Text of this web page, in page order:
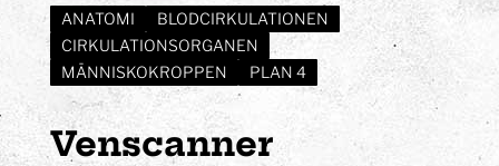
ANATOMI
BLODCIRKULATIONEN
CIRKULATIONSORGANEN
MÄNNISKOKROPPEN
PLAN 4
Venscanner